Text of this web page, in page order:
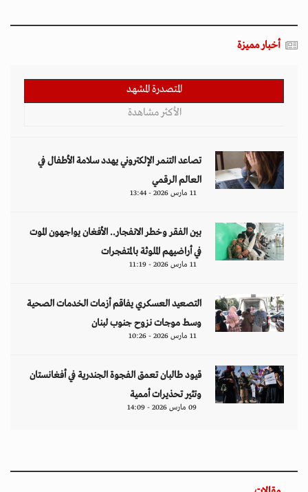
أخبار مميزة
المتصدرة المشهد
الأكثر مشاهدة
تصاعد التنمر الإلكتروني يهدد سلامة الأطفال في
العالم الرقمي
11 مارس 2026 - 13:44
بين الفقر وخطر الانفجار.. الأفغان يواجهون الموت
في أراضيهم الملوثة بالمتفجرات
11 مارس 2026 - 11:19
التصعيد العسكري يفاقم أزمات الخدمات الصحية
وسط موجات نزوح جنوب لبنان
11 مارس 2026 - 10:26
قيود طالبان تعمق الفجوة الجندرية في أفغانستان
وتثير تحذيرات أممية
09 مارس 2026 - 14:09